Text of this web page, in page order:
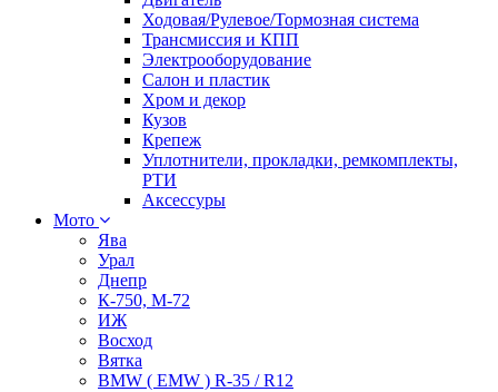
Ходовая/Рулевое/Тормозная система
Трансмиссия и КПП
Электрооборудование
Салон и пластик
Хром и декор
Кузов
Крепеж
Уплотнители, прокладки, ремкомплекты,
РТИ
Аксессуры
Мото
Ява
Урал
Днепр
К-750, М-72
ИЖ
Восход
Вятка
BMW ( EMW ) R-35 / R12